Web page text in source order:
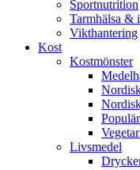
Sportnutrition
Tarmhälsa &
Vikthantering
Kost
Kostmönster
Livsmedel